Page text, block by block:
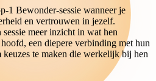
1 Bewonder-sessie wanneer je
en vertrouwen in jezelf.
meer inzicht in wat hen
een diepere verbinding met hun
te maken die werkelijk bij hen